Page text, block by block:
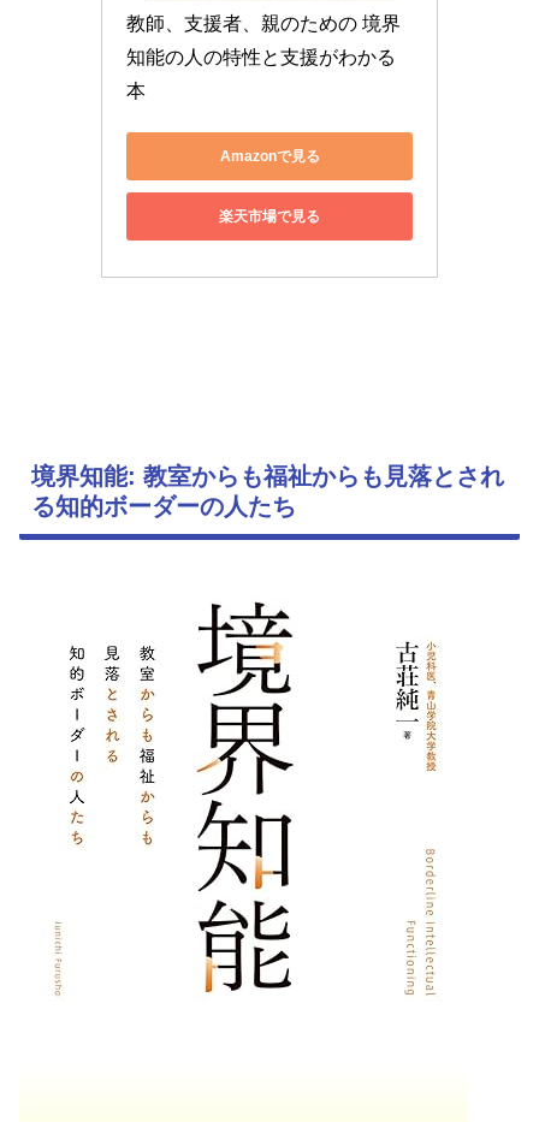
教師、支援者、親のための 境界
知能の人の特性と支援がわかる
本
Amazonで見る
楽天市場で見る
境界知能: 教室からも福祉からも見落とされ
る知的ボーダーの人たち